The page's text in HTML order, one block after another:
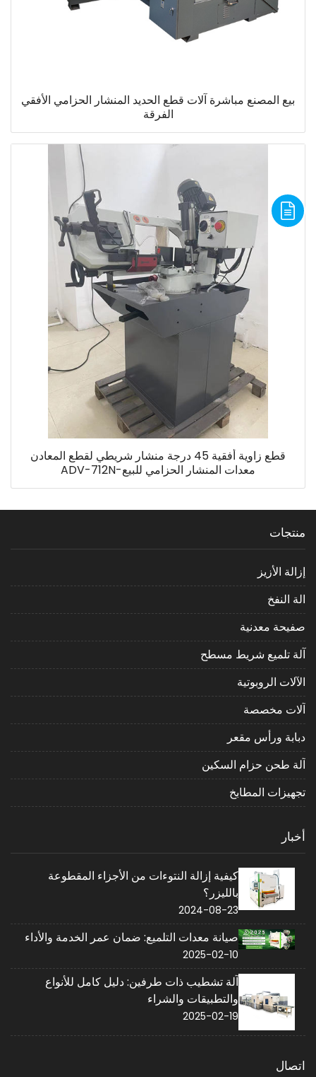
بيع المصنع مباشرة آلات قطع الحديد المنشار الحزامي الأفقي
الفرقة
قطع زاوية أفقية 45 درجة منشار شريطي لقطع المعادن
معدات المنشار الحزامي للبيع-ADV-712N
منتجات
إزالة الأزيز
الة النفخ
صفيحة معدنية
آلة تلميع شريط مسطح
الآلات الروبوتية
آلات مخصصة
دبابة ورأس مقعر
آلة طحن حزام السكين
تجهيزات المطابخ
أخبار
كيفية إزالة النتوءات من الأجزاء المقطوعة
بالليزر؟
2024-08-23
صيانة معدات التلميع: ضمان عمر الخدمة والأداء
2025-02-10
آلة تشطيب ذات طرفين: دليل كامل للأنواع
والتطبيقات والشراء
2025-02-19
اتصال